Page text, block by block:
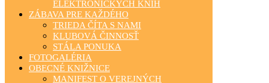
ELEKTRONICKÝCH KNÍH
ZÁBAVA PRE KAŽDÉHO
TRIEDA ČÍTA S NAMI
KLUBOVÁ ČINNOSŤ
STÁLA PONUKA
FOTOGALÉRIA
OBECNÉ KNIŽNICE
MANIFEST O VEREJNÝCH